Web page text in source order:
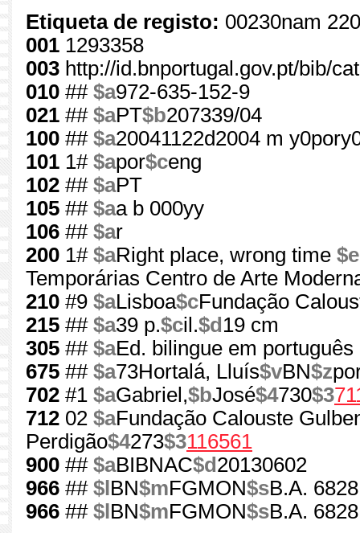
Etiqueta de registo: 00230nam
001 1293358
003 http://id.bnportugal.gov.pt/bib/
010 ## $a972-635-152-9
021 ## $aPT$b207339/04
100 ## $a20041122d2004 m
101 1# $apor$ceng
102 ## $aPT
105 ## $aa b 000yy
106 ## $ar
200 1# $aRight place, wrong time $e
Temporárias Centro de Arte
210 #9 $aLisboa$cFundação
215 ## $a39 p.$cil.$d 19 cm
305 ## $aEd. bilingue em português
675 ## $a73Hortalá, Lluís$vBN$z
702 #1 $aGabriel,$bJosé$4730$3
712 02 $aFundação Calouste
Perdigão$4273$3116561
900 ## $aBIBNAC$d 20130602
966 ## $l BN$mFGMON$sB.A.
966 ## $l BN$mFGMON$sB.A.